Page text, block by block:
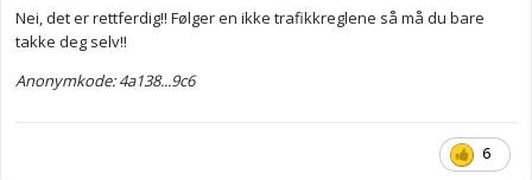
Nei, det er rettferdig!! Følger en ikke trafikkreglene så må du bare
takke deg selv!!
Anonymkode: 4a138...9c6
6